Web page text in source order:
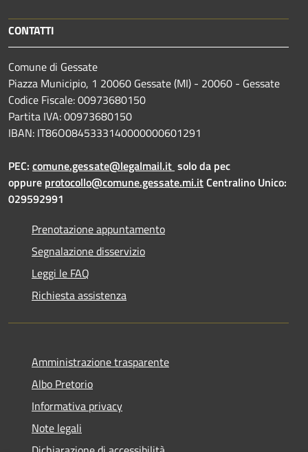
CONTATTI
Comune di Gessate
Piazza Municipio, 1 20060 Gessate (MI) - 20060 - Gessate
Codice Fiscale: 00973680150
Partita IVA: 00973680150
IBAN: IT86O0845333140000000601291
PEC: comune.gessate@legalmail.it solo da pec
oppure protocollo@comune.gessate.mi.itCentralino Unico:
029592991
Prenotazione appuntamento
Segnalazione disservizio
Leggi le FAQ
Richiesta assistenza
Amministrazione trasparente
Albo Pretorio
Informativa privacy
Note legali